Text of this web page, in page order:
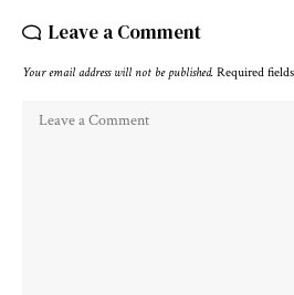
Leave a Comment
Your email address will not be published. Required